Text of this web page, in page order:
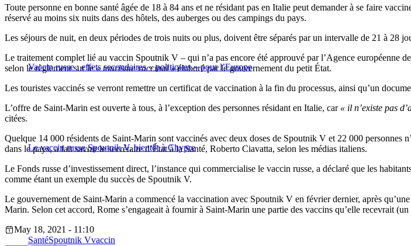
Toute personne en bonne santé âgée de 18 à 84 ans et ne résidant pas en Italie peut demander à se faire
réservé au moins six nuits dans des hôtels, des auberges ou des campings du pays.
Les séjours de nuit, en deux périodes de trois nuits ou plus, doivent être séparés par un intervalle de 21 à 28
Vaccin russe : effets secondaires « politiques » pour l’Europe
Le traitement complet lié au vaccin Spoutnik V – qui n’a pas encore été approuvé par l’Agence européenne
selon le règlement sur le« tourisme vaccinal »élaboré par le gouvernement du petit État.
Les touristes vaccinés se verront remettre un certificat de vaccination à la fin du processus, ainsi qu’un
L’offre de Saint-Marin est ouverte à tous, à l’exception des personnes résidant en Italie, car « il n’existe pas
citées.
Le vaccin russe Spoutnik V, bientôt à Chypre
Quelque 14 000 résidents de Saint-Marin sont vaccinés avec deux doses de Spoutnik V et 22 000 personnes
dans le pays, a fait savoir le secrétaire d’État à la Santé, Roberto Ciavatta, selon les médias italiens.
Le Fonds russe d’investissement direct, l’instance qui commercialise le vaccin russe, a déclaré que les
comme étant un exemple du succès de Spoutnik V.
Le gouvernement de Saint-Marin a commencé la vaccination avec Spoutnik V en février dernier, après
Marin. Selon cet accord, Rome s’engageait à fournir à Saint-Marin une partie des vaccins qu’elle recevrait
May 18, 2021 - 11:10
SantéSpoutnik Vvaccin